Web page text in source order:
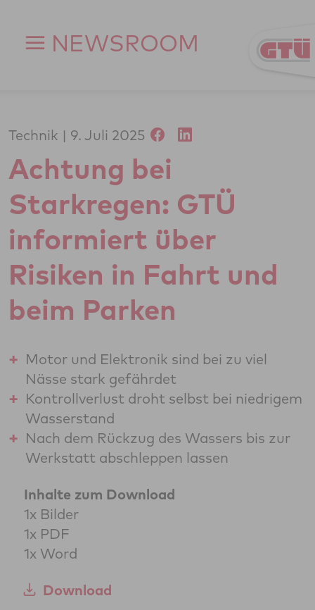
NEWSROOM
Technik 9. Juli 2025
Achtung bei
Starkregen: GTÜ
informiert über
Risiken in Fahrt und
beim Parken
Motor und Elektronik sind bei zu viel
Nässe stark gefährdet
Kontrollverlust droht selbst bei niedrigem
Wasserstand
Nach dem Rückzug des Wassers bis zur
Werkstatt abschleppen lassen
Inhalte zum Download
1x Bilder
1x PDF
1x Word
Download